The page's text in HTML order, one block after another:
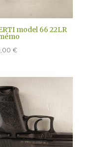
model 66 22LR
€